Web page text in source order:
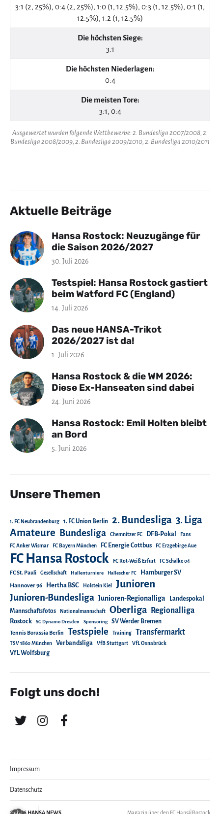
3:1 (2, 25%), 0:4 (2, 25%), 1:0 (1, 12.5%), 0:3 (1, 12.5%), 0:1 (1,
12.5%), 1:2 (1, 12.5%)
Die höchsten Siege:
3:1
Die höchsten Niederlagen:
0:4
Die meisten Tore:
3:1, 0:4
Ausgewertet wurden folgende Wettbewerbe: 2. Bundesliga 2007/2008, 2.
Bundesliga 2008/2009, 2. Bundesliga 2009/2010, 2. Bundesliga 2010/2011
Aktuelle Beiträge
Hansa Rostock: Neuzugänge für
die Saison 2026/2027
30. Juli 2026
Testspiel: Hansa Rostock gastiert
beim Watford FC (England)
14. Juli 2026
Das neue HANSA-Trikot
2026/2027 ist da!
1. Juli 2026
Hansa Rostock & die WM 2026:
Diese Ex-Hanseaten sind dabei
24. Juni 2026
Hansa Rostock: Emil Holten bleibt
an Bord
5. Juni 2026
Unsere Themen
1. FC Neubrandenburg 1. FC Union Berlin 2. Bundesliga 3. Liga
Amateure Bundesliga Chemnitzer FC DFB-Pokal Fans
FC Anker Wismar FC Bayern München FC Energie Cottbus FC Erzgebirge Aue
FC Hansa Rostock FC Rot-Weiß Erfurt FC Schalke 04
FC St. Pauli Gesellschaft Hallenturniere Hallescher FC Hamburger SV
Hannover 96 Hertha BSC Holstein Kiel Junioren
Junioren-Bundesliga Junioren-Regionalliga
Landespokal
Mannschaftsfotos
Nationalmannschaft Oberliga Regionalliga
Rostock SG Dynamo Dresden Sponsoring SV Werder Bremen
Tennis Borussia Berlin Testspiele Training Transfermarkt
TSV 1860 München Verbandsliga VfB Stuttgart VfL Osnabrück
VfL Wolfsburg
Folgt uns doch!
Impressum
Datenschutz
© 2026 HANSA NEWS Magazin über den FC Hansa Rostock